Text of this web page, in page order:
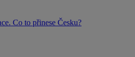
Co to přinese Česku?